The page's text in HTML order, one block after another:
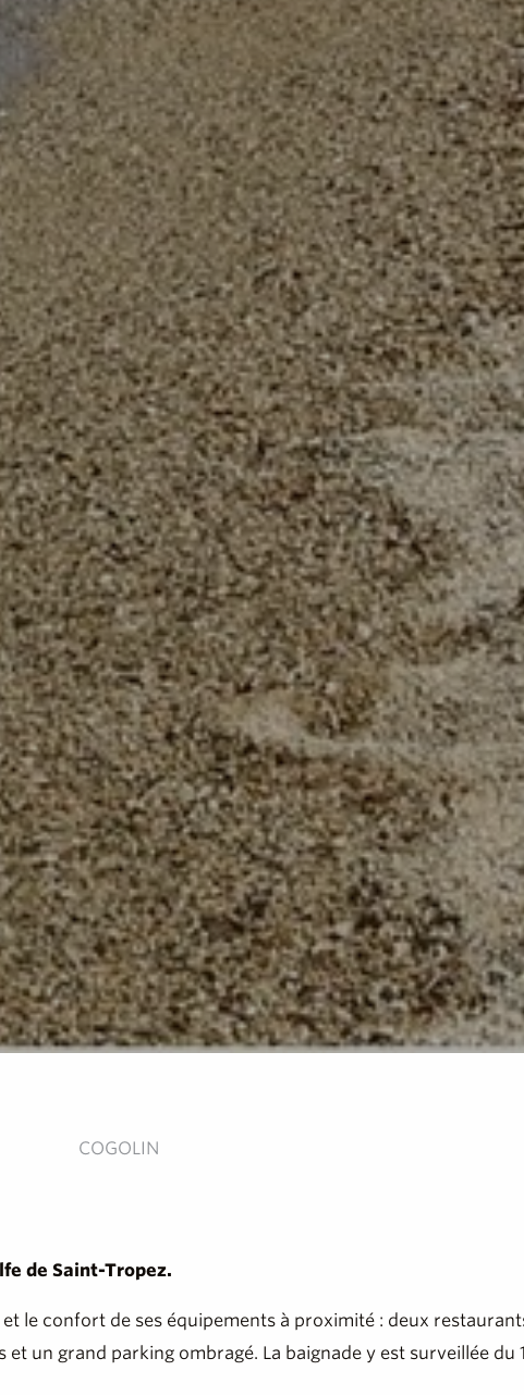
COGOLIN
de Saint-Tropez.
le confort de ses équipements à proximité : deux
un grand parking ombragé. La baignade y est surveillée du